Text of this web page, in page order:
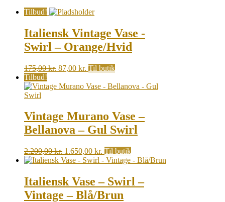
Tilbud!
Italiensk Vintage Vase -
Swirl – Orange/Hvid
175,00kr. Original
was:
87,00 kr. Current
is:
Til butik
Tilbud!
Vintage Murano Vase –
Bellanova – Gul Swirl
2.200,00kr. Original
price
2.200,00 kr..
1.650,00 kr. Current
price
1.650,00 kr..
Til butik
Italiensk Vase – Swirl –
Vintage – Blå/Brun